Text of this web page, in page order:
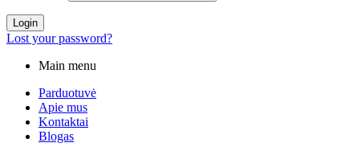
Login
Lost your password?
Main menu
Parduotuvė
Apie mus
Kontaktai
Blogas